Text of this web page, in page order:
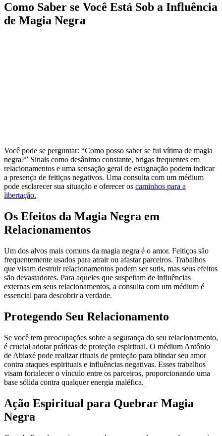
Como Saber se Você Está Sob a Influência
de Magia Negra
Você pode se perguntar: “Como posso saber se fui vítima de magia
negra?” Sinais como desânimo constante, brigas frequentes em
relacionamentos e uma sensação geral de estagnação podem indicar
a presença de feitiços negativos. Uma consulta com um médium
pode esclarecer sua situação e oferecer os caminhos para a
libertação.
Os Efeitos da Magia Negra em
Relacionamentos
Um dos alvos mais comuns da magia negra é o amor. Feitiços são
frequentemente usados para atrair ou afastar parceiros. Trabalhos
que visam destruir relacionamentos podem ser sutis, mas seus efeitos
são devastadores. Para aqueles que suspeitam de influências
externas em seus relacionamentos, a consulta com um médium é
essencial para descobrir a verdade.
Protegendo Seu Relacionamento
Se você tem preocupações sobre a segurança do seu relacionamento,
é crucial adotar práticas de proteção espiritual. O médium Antônio
de Abiaxé pode realizar rituais de proteção para blindar seu amor
contra ataques espirituais e influências negativas. Esses trabalhos
visam fortalecer o vínculo entre os parceiros, proporcionando uma
base sólida contra qualquer energia maléfica.
Ação Espiritual para Quebrar Magia
Negra